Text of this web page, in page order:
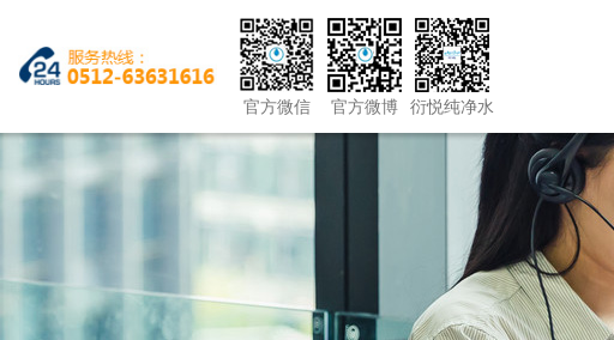
官方微信 官方微博 衍悦纯净水